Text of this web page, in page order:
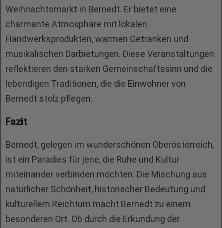
Weihnachtsmarkt in Bernedt. Er bietet eine
charmante Atmosphäre mit lokalen
Handwerksprodukten, warmen Getränken und
musikalischen Darbietungen. Diese Veranstaltungen
reflektieren den starken Gemeinschaftssinn und die
lebendigen Traditionen, die die Einwohner von
Bernedt stolz pflegen.
Fazit
Bernedt, gelegen im wunderschönen Oberösterreich,
ist ein Paradies für jene, die Ruhe und Kultur
miteinander verbinden möchten. Die Mischung aus
natürlicher Schönheit, historischer Bedeutung und
kulturellem Reichtum macht Bernedt zu einem
besonderen Ort. Ob durch die Erkundung der